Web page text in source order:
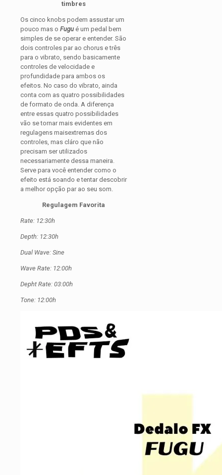
timbres
Os cinco knobs podem assustar um
pouco mas o Fugu é um pedal bem
simples de se operar e entender. São
dois controles par ao chorus e três
para o vibrato, sendo basicamente
controles de velocidade e
profundidade para ambos os
efeitos. No caso do vibrato, ainda
conta com as quatro possibilidades
de formato de onda. A diferença
entre essas quatro possibilidades
vão se tornar mais evidentes em
regulagens maisextremas dos
controles, mas cláro que não
precisam ser utilizados
necessariamente dessa maneira.
Serve para você entender como o
efeito está soando e tentar descobrir
a melhor opção par ao seu som.
Regulagem Favorita
Rate: 12:30h
Depth: 12:30h
Dual Wave: Sine
Wave Rate: 12:00h
Depht Rate: 03:00h
Tone: 12:00h